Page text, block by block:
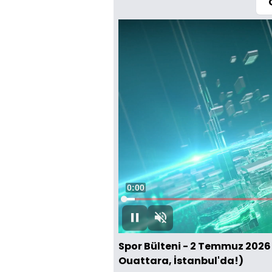
Oynat Sesi
Aç
Süre
0:00
Yüklendi:
2.77%
Spor Bülteni - 2 Temmuz
Ouattara, İstanbul'da!)